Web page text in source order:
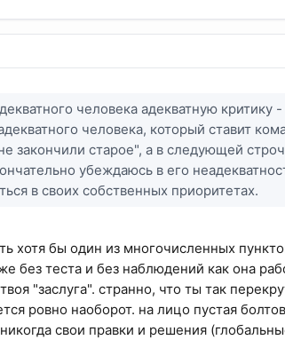
человека адекватную
человека, который ставит
закончили старое", а в следующей
убеждаюсь в его
в своих собственных приоритетах.
хотя бы один из многочисленных
без теста и без наблюдений как она
"заслуга". странно, что ты так
ровно наоборот. на лицо пустая
свои правки и решения